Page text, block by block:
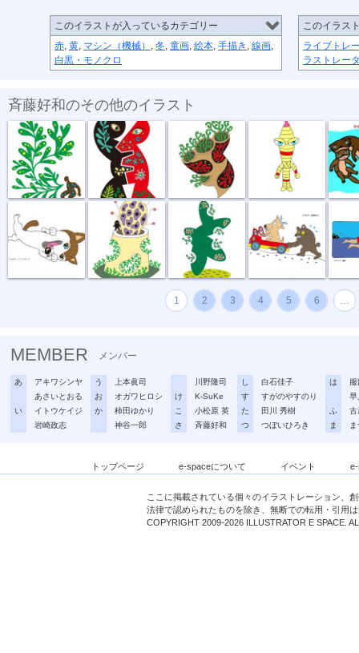
このイラストが入っているカテゴリー
赤, 黄, マシン（機械） , 冬, 童画, 絵本, 手描き , 線画,
白黒・モノクロ
このイラス
ライブトレ
ラストレー
斉藤好和のその他のイラスト
植物のチカラ 組み合わせ 植木鉢
どう、このポ... おいしい匂い 新しい種 坂道登れば 遠泳
1 2 3 4 5 6 …
MEMBER メンバー
あ
アキワシンヤ
あさいとおる
い
イトウケイジ
岩崎政志
う
上本眞司
お
オガワヒロシ
か
柿田ゆかり
神谷一郎
川野隆司
け
K-SuKe
こ
小松原 英
さ
斉藤好和
し
白石佳子
す
すがのやすのり
た
田川 秀樹
つ
つぼいひろき
は
早
ふ
古
ま
トップページ e-spaceについて イベント
ここに掲載されている個々のイラストレーション、
法律で認められたものを除き、無断での転用・引用
COPYRIGHT 2009-2026 ILLUSTRATOR E SPACE.